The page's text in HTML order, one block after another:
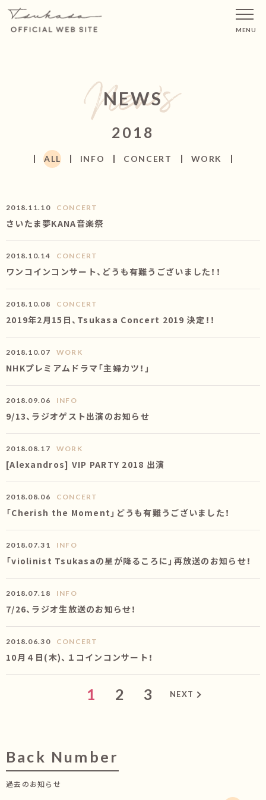
MENU
NEWS
2018
ALL INFO CONCERT WORK
2018.11.10 CONCERT
さいたま夢KANA音楽祭
2018.10.14 CONCERT
ワンコインコンサート、どうも有難うございました！！
2018.10.08 CONCERT
2019年2月15日、Tsukasa Concert 2019 決定！！
2018.10.07 WORK
NHKプレミアムドラマ「主婦カツ！」
2018.09.06 INFO
9/13、ラジオゲスト出演のお知らせ
2018.08.17 WORK
[Alexandros] VIP PARTY 2018 出演
2018.08.06 CONCERT
「Cherish the Moment」どうも有難うございました！
2018.07.31 INFO
「violinist Tsukasaの星が降るころに」再放送のお知らせ！
2018.07.18 INFO
7/26、ラジオ生放送のお知らせ！
2018.06.30 CONCERT
10月４日(木)、１コインコンサート！
1 2 3 NEXT
Back Number
過去のお知らせ